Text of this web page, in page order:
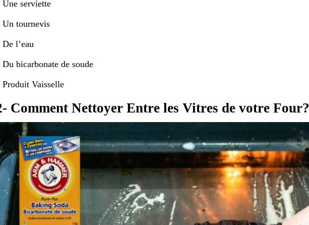
Une serviette
Un tournevis
De l’eau
Du bicarbonate de soude
Produit Vaisselle
Comment Nettoyer Entre les Vitres de votre Four?